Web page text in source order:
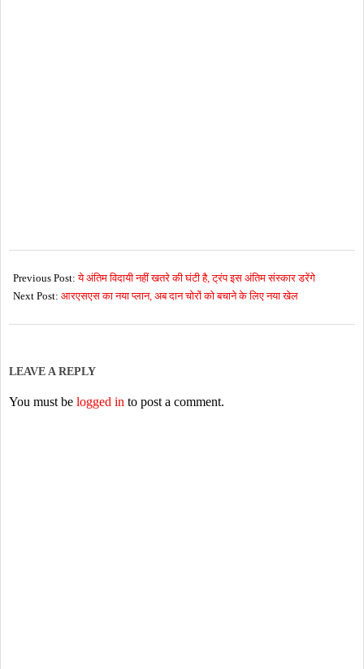
07-
05
Previous Post:ये अंतिम विदायी नहीं खतरे की घंटी है, ट्रंप इस अंतिम संस्कार डरेंगे
Next Post: आरएसएस का नया प्लान, अब दान चोरों को बचाने के लिए नया खेल
LEAVE A REPLY
You must be logged in to post a comment.